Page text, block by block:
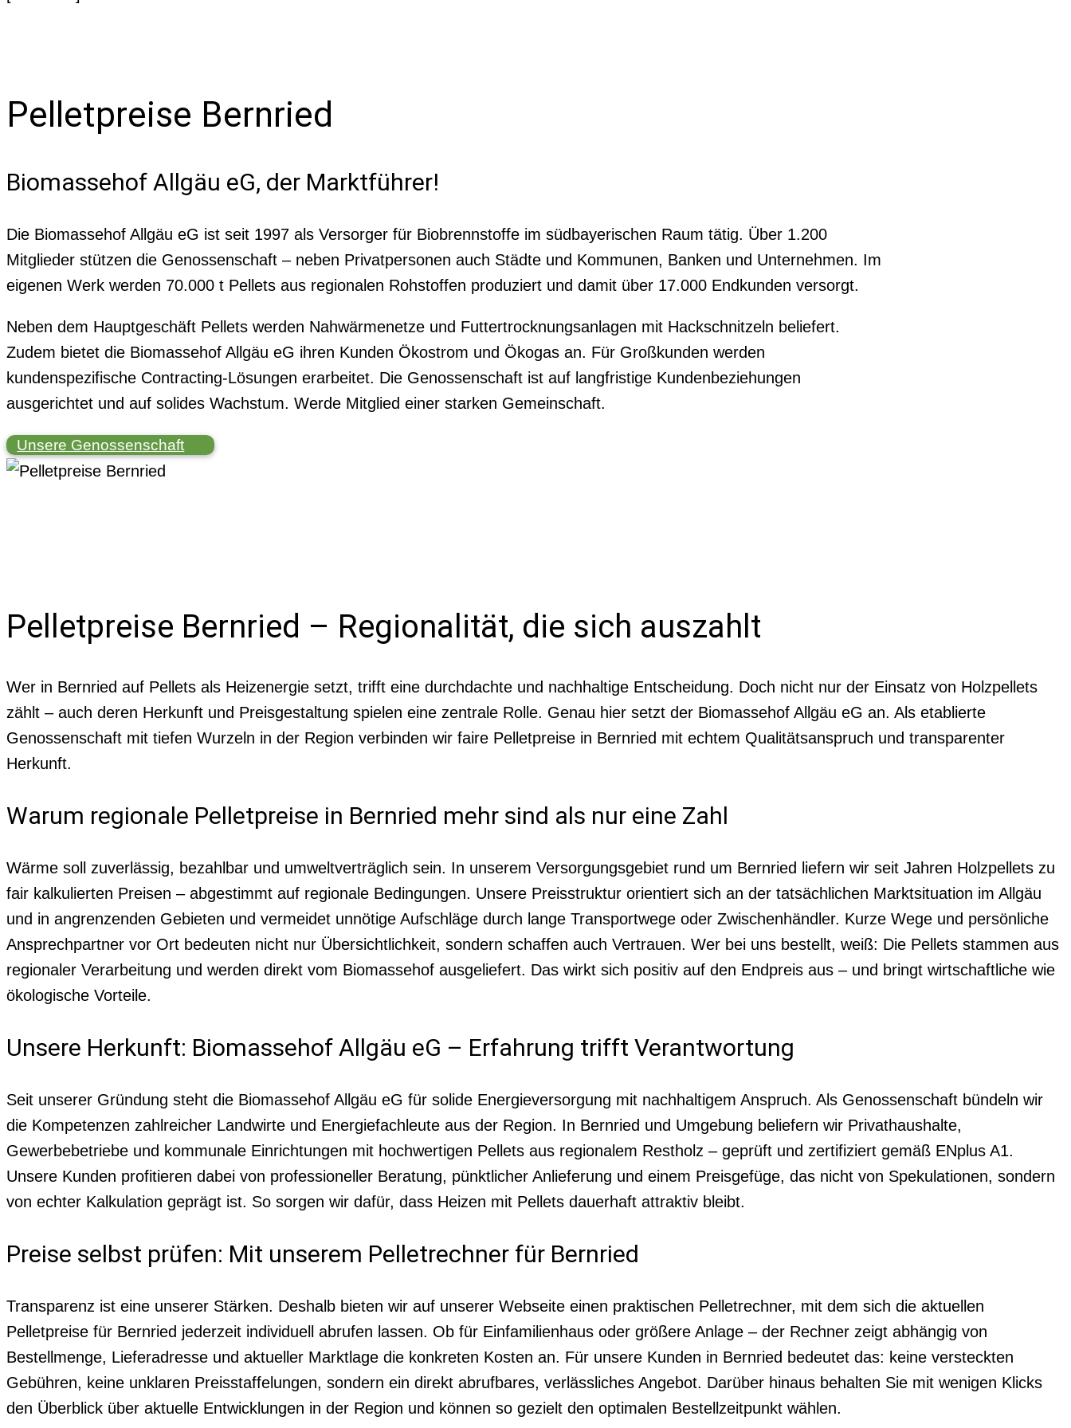
Pelletpreise Bernried
Biomassehof Allgäu eG, der Marktführer!
Die Biomassehof Allgäu eG ist seit 1997 als Versorger für Biobrennstoffe im südbayerischen Raum tätig. Über 1.200
Mitglieder stützen die Genossenschaft – neben Privatpersonen auch Städte und Kommunen, Banken und Unternehmen. Im
eigenen Werk werden 70.000 t Pellets aus regionalen Rohstoffen produziert und damit über 17.000 Endkunden versorgt.
Neben dem Hauptgeschäft Pellets werden Nahwärmenetze und Futtertrocknungsanlagen mit Hackschnitzeln beliefert.
Zudem bietet die Biomassehof Allgäu eG ihren Kunden Ökostrom und Ökogas an. Für Großkunden werden
kundenspezifische Contracting-Lösungen erarbeitet. Die Genossenschaft ist auf langfristige Kundenbeziehungen
ausgerichtet und auf solides Wachstum. Werde Mitglied einer starken Gemeinschaft.
Unsere Genossenschaft
Pelletpreise Bernried – Regionalität, die sich auszahlt
Wer in Bernried auf Pellets als Heizenergie setzt, trifft eine durchdachte und nachhaltige Entscheidung. Doch nicht nur der Einsatz von Holzpellets
zählt – auch deren Herkunft und Preisgestaltung spielen eine zentrale Rolle. Genau hier setzt der Biomassehof Allgäu eG an. Als etablierte
Genossenschaft mit tiefen Wurzeln in der Region verbinden wir faire Pelletpreise in Bernried mit echtem Qualitätsanspruch und transparenter
Herkunft.
Warum regionale Pelletpreise in Bernried mehr sind als nur eine Zahl
Wärme soll zuverlässig, bezahlbar und umweltverträglich sein. In unserem Versorgungsgebiet rund um Bernried liefern wir seit Jahren Holzpellets zu
fair kalkulierten Preisen – abgestimmt auf regionale Bedingungen. Unsere Preisstruktur orientiert sich an der tatsächlichen Marktsituation im Allgäu
und in angrenzenden Gebieten und vermeidet unnötige Aufschläge durch lange Transportwege oder Zwischenhändler. Kurze Wege und persönliche
Ansprechpartner vor Ort bedeuten nicht nur Übersichtlichkeit, sondern schaffen auch Vertrauen. Wer bei uns bestellt, weiß: Die Pellets stammen aus
regionaler Verarbeitung und werden direkt vom Biomassehof ausgeliefert. Das wirkt sich positiv auf den Endpreis aus – und bringt wirtschaftliche wie
ökologische Vorteile.
Unsere Herkunft: Biomassehof Allgäu eG – Erfahrung trifft Verantwortung
Seit unserer Gründung steht die Biomassehof Allgäu eG für solide Energieversorgung mit nachhaltigem Anspruch. Als Genossenschaft bündeln wir
die Kompetenzen zahlreicher Landwirte und Energiefachleute aus der Region. In Bernried und Umgebung beliefern wir Privathaushalte,
Gewerbebetriebe und kommunale Einrichtungen mit hochwertigen Pellets aus regionalem Restholz – geprüft und zertifiziert gemäß ENplus A1.
Unsere Kunden profitieren dabei von professioneller Beratung, pünktlicher Anlieferung und einem Preisgefüge, das nicht von Spekulationen, sondern
von echter Kalkulation geprägt ist. So sorgen wir dafür, dass Heizen mit Pellets dauerhaft attraktiv bleibt.
Preise selbst prüfen: Mit unserem Pelletrechner für Bernried
Transparenz ist eine unserer Stärken. Deshalb bieten wir auf unserer Webseite einen praktischen Pelletrechner, mit dem sich die aktuellen
Pelletpreise für Bernried jederzeit individuell abrufen lassen. Ob für Einfamilienhaus oder größere Anlage – der Rechner zeigt abhängig von
Bestellmenge, Lieferadresse und aktueller Marktlage die konkreten Kosten an. Für unsere Kunden in Bernried bedeutet das: keine versteckten
Gebühren, keine unklaren Preisstaffelungen, sondern ein direkt abrufbares, verlässliches Angebot. Darüber hinaus behalten Sie mit wenigen Klicks
den Überblick über aktuelle Entwicklungen in der Region und können so gezielt den optimalen Bestellzeitpunkt wählen.